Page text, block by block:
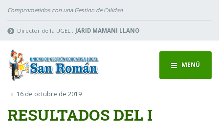
Comprometidos con una Gestion de Calidad
Director de la UGEL : JARID MAMANI LLANO
MENÚ
16 de octubre de 2019
RESULTADOS DEL I